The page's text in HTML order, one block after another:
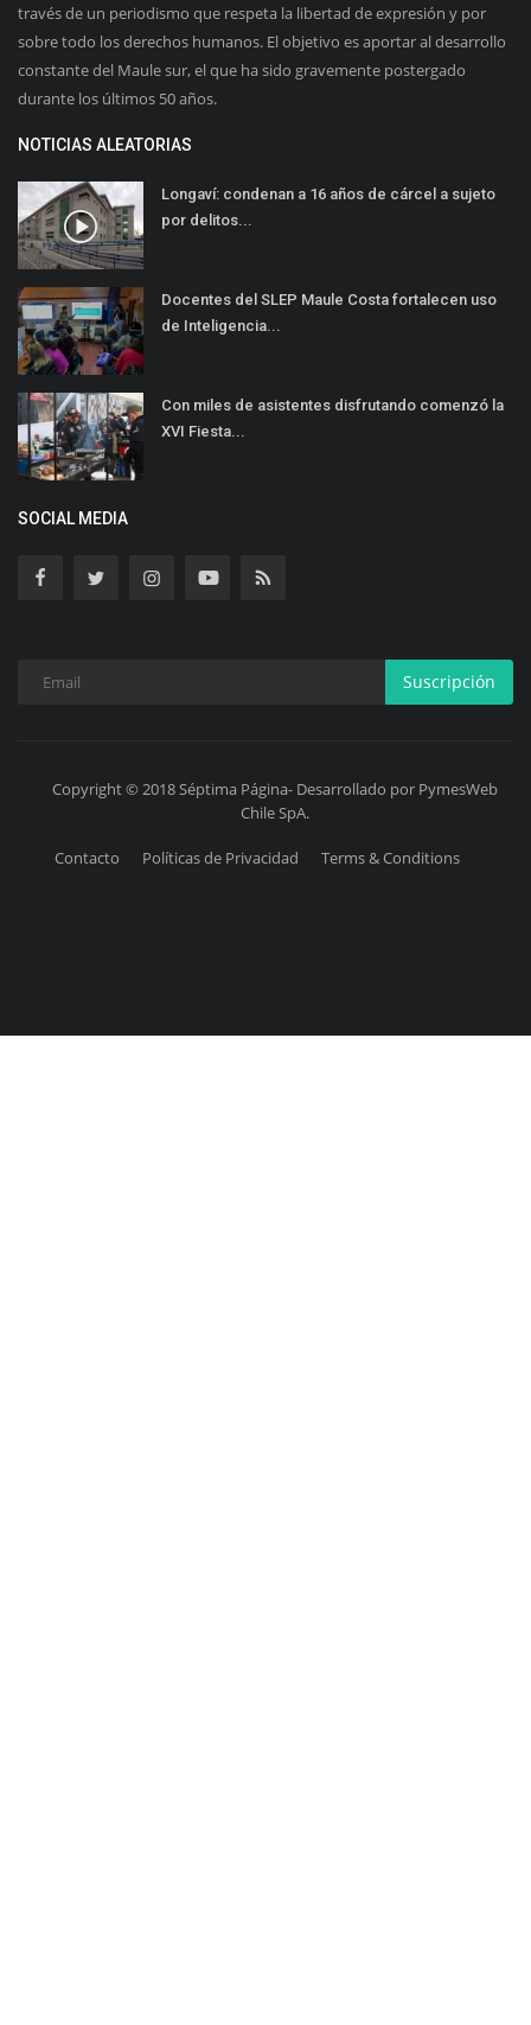
través de un periodismo que respeta la libertad de expresión y por
sobre todo los derechos humanos. El objetivo es aportar al desarrollo
constante del Maule sur, el que ha sido gravemente postergado
durante los últimos 50 años.
NOTICIAS ALEATORIAS
Longaví: condenan a 16 años de cárcel a sujeto
por delitos...
Docentes del SLEP Maule Costa fortalecen uso
de Inteligencia...
Con miles de asistentes disfrutando comenzó la
XVI Fiesta...
SOCIAL MEDIA
Suscripción
Copyright © 2018 Séptima Página- Desarrollado por PymesWeb
Chile SpA.
Contacto Políticas de Privacidad Terms & Conditions